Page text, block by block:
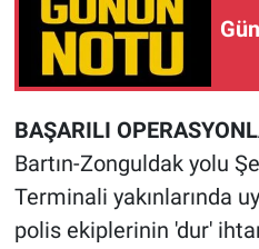
BAŞARILI
Bartın-Zonguldak yolu
Terminali yakınlarında
polis ekiplerinin 'dur'